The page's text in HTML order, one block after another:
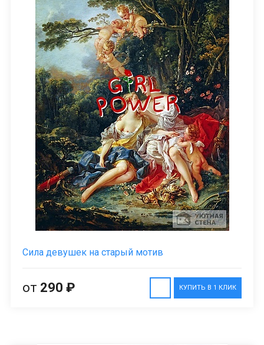
Сила девушек на старый мотив
КУПИТЬ В 1 КЛИК
от 290 ₽